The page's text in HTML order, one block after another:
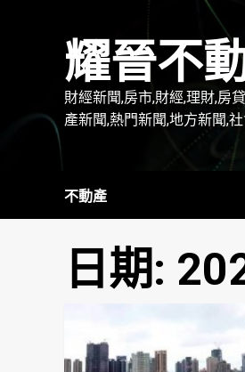
耀晉不
財經新聞,房市,財經,理財,房
產新聞,熱門新聞,地方新聞,
不動產
日期: